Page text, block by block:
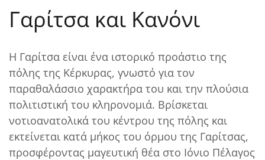
Γαρίτσα και Κανόνι
Η Γαρίτσα είναι ένα ιστορικό προάστιο της
πόλης της Κέρκυρας, γνωστό για τον
παραθαλάσσιο χαρακτήρα του και την πλούσια
πολιτιστική του κληρονομιά. Βρίσκεται
νοτιοανατολικά του κέντρου της πόλης και
εκτείνεται κατά μήκος του όρμου της Γαρίτσας,
προσφέροντας μαγευτική θέα στο Ιόνιο Πέλαγος